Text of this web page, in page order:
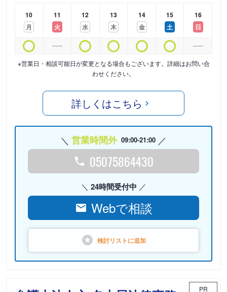
10
月
11
火
12
水
13
木
14
金
15
土
16
日
※営業日・相談可能日が変更となる場合もございます。詳細はお問い合
わせください。
詳しくはこちら
営業時間外 09:00-21:00
05075864430
24時間受付中
Webで相談
検討リストに追加
PR